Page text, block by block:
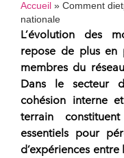
Accueil » Comment
nationale
L’évolution des
repose de plus en
membres du réseau
Dans le secteur
cohésion interne
terrain
essentiels pour
d’expériences